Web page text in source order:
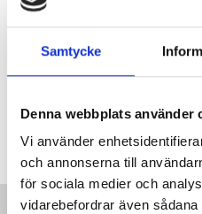
Samtycke
Denna webbplats använder
Vi använder
och annonserna till
för sociala medier och
vidarebefordrar även